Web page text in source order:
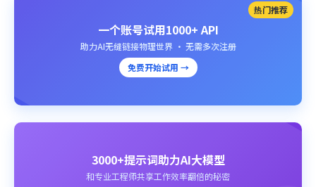
热门推荐
一个账号试用1000+ API
助力AI无缝链接物理世界 · 无需多次注册
免费开始试用 →
3000+提示词助力AI大模型
和专业工程师共享工作效率翻倍的秘密